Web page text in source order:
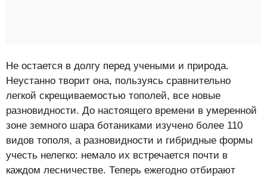
Не остается в долгу перед учеными и природа.
Неустанно творит она, пользуясь сравнительно
легкой скрещиваемостью тополей, все новые
разновидности. До настоящего времени в умеренной
зоне земного шара ботаниками изучено более 110
видов тополя, а разновидности и гибридные формы
учесть нелегко: немало их встречается почти в
каждом лесничестве. Теперь ежегодно отбирают